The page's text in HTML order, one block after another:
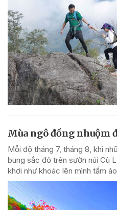
Mùa ngô đồng nhuộm
Mỗi độ tháng 7, tháng 8, khi
bung sắc đỏ trên sườn núi Cù
khơi như khoác lên mình tấm